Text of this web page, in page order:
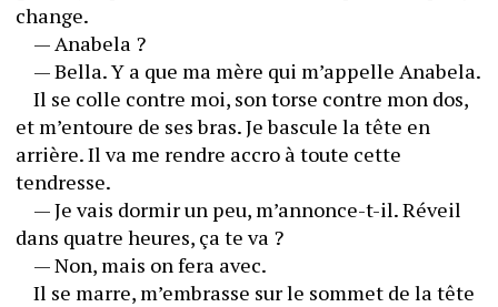
change.
	— Anabela ?
	— Bella. Y a que ma mère qui m’appelle Anabela.
	Il se colle contre moi, son torse contre mon dos,
et m’entoure de ses bras. Je bascule la tête en
arrière. Il va me rendre accro à toute cette
tendresse.
	— Je vais dormir un peu, m’annonce-t-il. Réveil
dans quatre heures, ça te va ?
	— Non, mais on fera avec.
	Il se marre, m’embrasse sur le sommet de la tête